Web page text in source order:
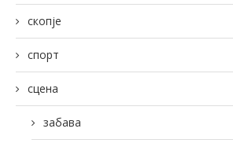
скопје
спорт
сцена
забава